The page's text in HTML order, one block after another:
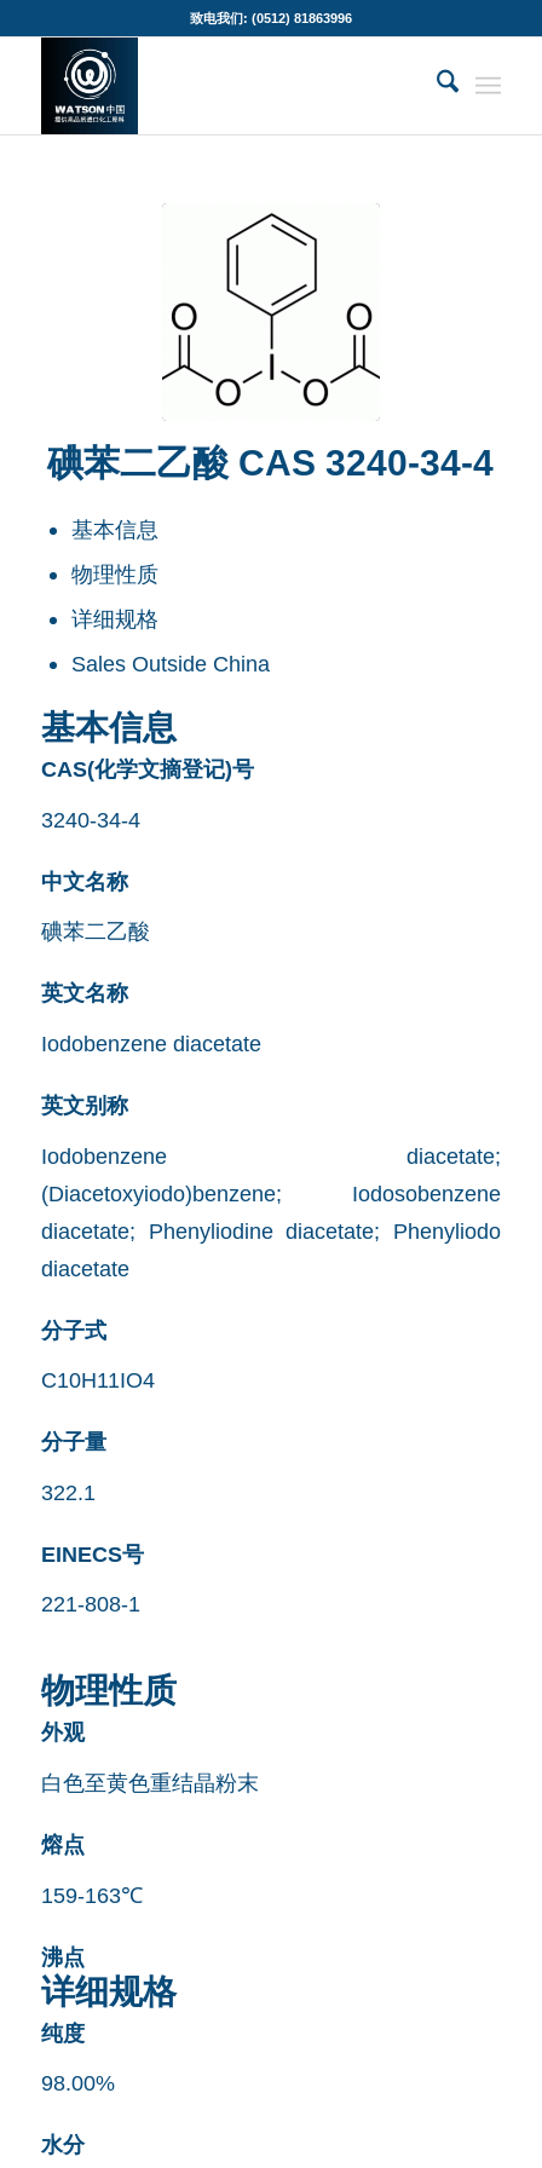
致电我们: (0512) 81863996
碘苯二乙酸 CAS 3240-34-4
基本信息
物理性质
详细规格
Sales Outside China
基本信息
CAS(化学文摘登记)号
3240-34-4
中文名称
碘苯二乙酸
英文名称
Iodobenzene diacetate
英文别称
Iodobenzene diacetate;
(Diacetoxyiodo)benzene; Iodosobenzene
diacetate; Phenyliodine diacetate; Phenyliodo
diacetate
分子式
C10H11IO4
分子量
322.1
EINECS号
221-808-1
物理性质
外观
白色至黄色重结晶粉末
熔点
159-163℃
沸点
详细规格
纯度
98.00%
水分